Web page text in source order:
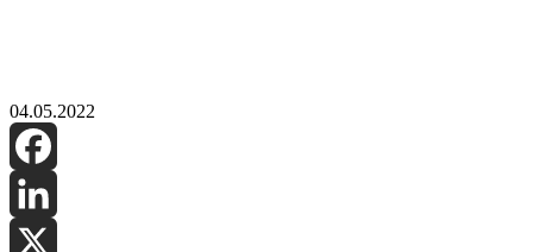
04.05.2022
Facebook
LinkedIn